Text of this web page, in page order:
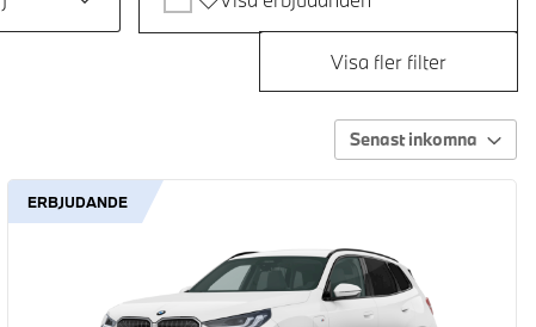
Visa fler filter
Senast inkomna
ERBJUDANDE